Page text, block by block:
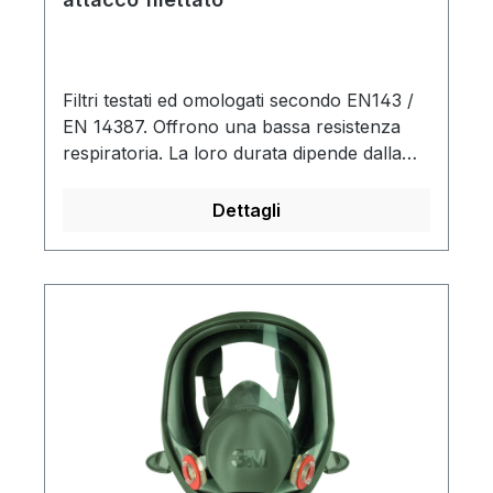
Filtri testati ed omologati secondo EN143 /
EN 14387. Offrono una bassa resistenza
respiratoria. La loro durata dipende dalla
dell'utilizzatore. Le misurazioni differiscono
lavorativa. L'esaurimento del filtro può
essere rilevato come segue:Filtri per gas:
comparsa di odori, sapori o irritanti nell'aria
inalata.Filtri antiparticolato: aumento della
resistenza respiratoria.Tempi di
conservazione per gas non utilizzati e filtri
combinati (sigillati nella confezione del
produttore) 6 anni.I filtri antiparticolato
Dettagli